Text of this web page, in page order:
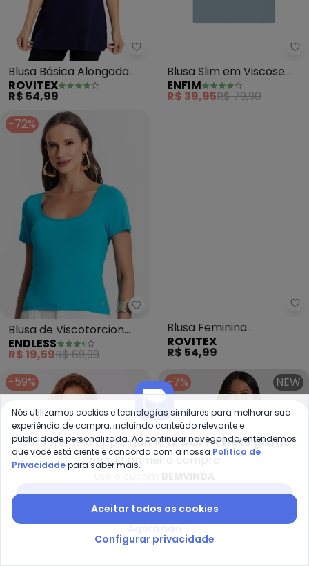
Rovitex - Blusa Básica
Blusa Básica Alongada
Feminina (Azul)
ROVITEX
R$ 54,99
Blusa Slim em Viscose
(Azul Pastel)
ENFIM
R$ 39,95R$ 79,90
-72%
Endless - Blusa de
Blusa de Viscotorcion
Decote (Azul)
ENDLESS
R$ 19,59R$ 69,99
Blusa Feminina
Viscotorcion Básica
(Azul)
ROVITEX
R$ 54,99
-59%
-7% NEW
Compre pelo app e ganhe12% OFF + frete grátis
na sua primeira compra
Nós utilizamos cookies e tecnologias similares para melhorar sua
experiência de compra, incluindo conteúdo relevante e
publicidade personalizada. Ao continuar navegando, entendemos
que você está ciente e concorda com a nossa Política de
Privacidadepara saber mais.
Aceitar todos os cookies
Configurar privacidade